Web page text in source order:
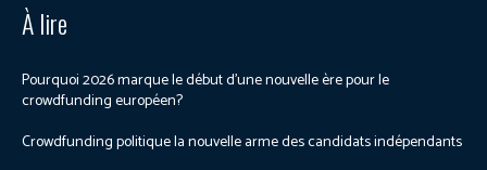
À lire
Pourquoi 2026 marque le début d’une nouvelle ère pour le
crowdfunding européen?
Crowdfunding politique la nouvelle arme des candidats indépendants